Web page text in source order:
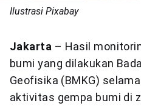
Ilustrasi Pixabay
Jakarta – Hasil
bumi yang dilakukan
Geofisika (BMKG)
aktivitas gempa bumi di